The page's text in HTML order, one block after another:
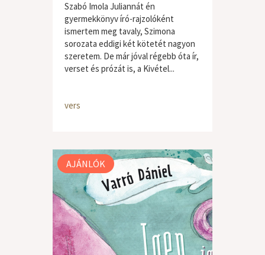
Szabó Imola Juliannát én
gyermekkönyv író-rajzolóként
ismertem meg tavaly, Szimona
sorozata eddigi két kötetét nagyon
szeretem. De már jóval régebb óta ír,
verset és prózát is, a Kivétel...
vers
AJÁNLÓK